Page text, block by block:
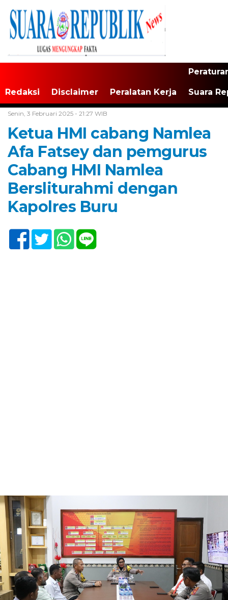
Redaksi Disclaimer Peralatan Kerja Suara
Senin, 3 Februari 2025 - 21:27 WIB
Ketua HMI cabang Namlea
Afa Fatsey dan pemgurus
Cabang HMI Namlea
Bersliturahmi dengan
Kapolres Buru